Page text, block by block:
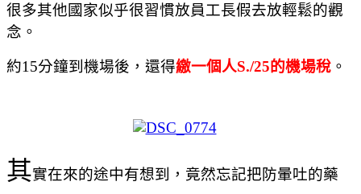
很多其他國家似乎很習慣放員工長假去放輕鬆的觀
念。
約15分鐘到機場後，還得繳一個人S./25的機場稅 。
其實在來的途中有想到，竟然忘記把防暈吐的藥